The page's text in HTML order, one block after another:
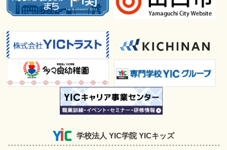
学校法人 YIC学院 YICキッズ